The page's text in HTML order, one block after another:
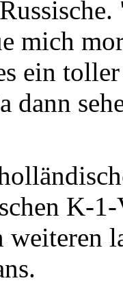
mich
ein
dann
K-
weiteren